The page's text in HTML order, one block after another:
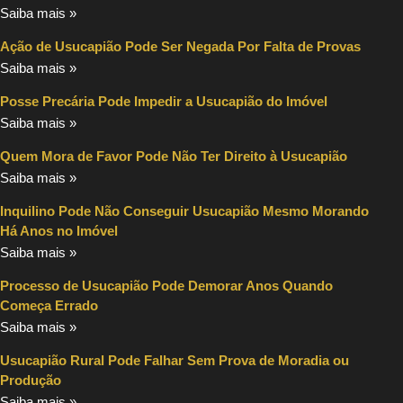
Saiba mais »
Ação de Usucapião Pode Ser Negada Por Falta de Provas
Saiba mais »
Posse Precária Pode Impedir a Usucapião do Imóvel
Saiba mais »
Quem Mora de Favor Pode Não Ter Direito à Usucapião
Saiba mais »
Inquilino Pode Não Conseguir Usucapião Mesmo Morando
Há Anos no Imóvel
Saiba mais »
Processo de Usucapião Pode Demorar Anos Quando
Começa Errado
Saiba mais »
Usucapião Rural Pode Falhar Sem Prova de Moradia ou
Produção